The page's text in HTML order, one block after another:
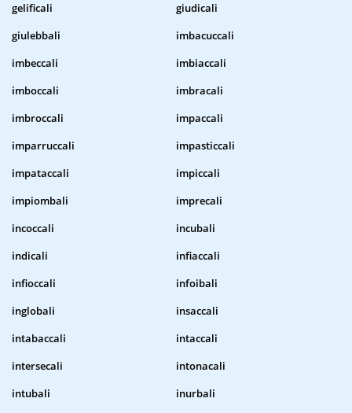
gelificali
giudicali
giulebbali
imbacuccali
imbeccali
imbiaccali
imboccali
imbracali
imbroccali
impaccali
imparruccali
impasticcali
impataccali
impiccali
impiombali
imprecali
incoccali
incubali
indicali
infiaccali
infioccali
infoibali
inglobali
insaccali
intabaccali
intaccali
intersecali
intonacali
intubali
inurbali